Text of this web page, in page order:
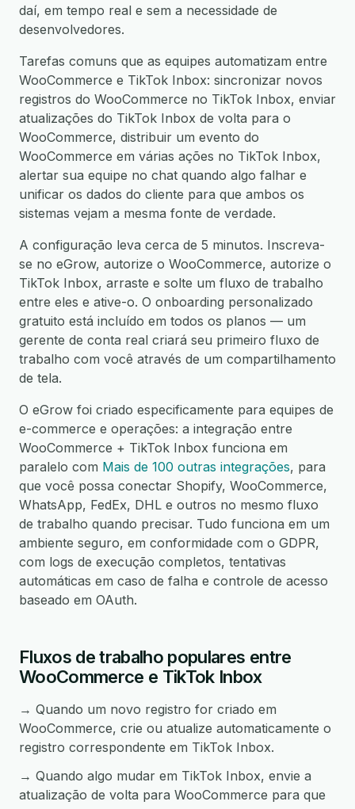
daí, em tempo real e sem a necessidade de
desenvolvedores.
Tarefas comuns que as equipes automatizam entre
WooCommerce e TikTok Inbox: sincronizar novos
registros do WooCommerce no TikTok Inbox, enviar
atualizações do TikTok Inbox de volta para o
WooCommerce, distribuir um evento do
WooCommerce em várias ações no TikTok Inbox,
alertar sua equipe no chat quando algo falhar e
unificar os dados do cliente para que ambos os
sistemas vejam a mesma fonte de verdade.
A configuração leva cerca de 5 minutos. Inscreva-
se no eGrow, autorize o WooCommerce, autorize o
TikTok Inbox, arraste e solte um fluxo de trabalho
entre eles e ative-o. O onboarding personalizado
gratuito está incluído em todos os planos — um
gerente de conta real criará seu primeiro fluxo de
trabalho com você através de um compartilhamento
de tela.
O eGrow foi criado especificamente para equipes de
e-commerce e operações: a integração entre
WooCommerce + TikTok Inbox funciona em
paralelo com Mais de 100 outras integrações, para
que você possa conectar Shopify, WooCommerce,
WhatsApp, FedEx, DHL e outros no mesmo fluxo
de trabalho quando precisar. Tudo funciona em um
ambiente seguro, em conformidade com o GDPR,
com logs de execução completos, tentativas
automáticas em caso de falha e controle de acesso
baseado em OAuth.
Fluxos de trabalho populares entre
WooCommerce e TikTok Inbox
→ Quando um novo registro for criado em
WooCommerce, crie ou atualize automaticamente o
registro correspondente em TikTok Inbox.
→ Quando algo mudar em TikTok Inbox, envie a
atualização de volta para WooCommerce para que